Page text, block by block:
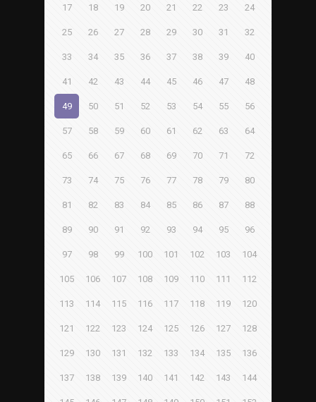
17 18 19 20 21 22 23 24
25 26 27 28 29 30 31 32
33 34 35 36 37 38 39 40
41 42 43 44 45 46 47 48
49 50 51 52 53 54 55 56
57 58 59 60 61 62 63 64
65 66 67 68 69 70 71 72
73 74 75 76 77 78 79 80
81 82 83 84 85 86 87 88
89 90 91 92 93 94 95 96
97 98 99 100 101 102 103 104
105 106 107 108 109 110 111 112
113 114 115 116 117 118 119 120
121 122 123 124 125 126 127 128
129 130 131 132 133 134 135 136
137 138 139 140 141 142 143 144